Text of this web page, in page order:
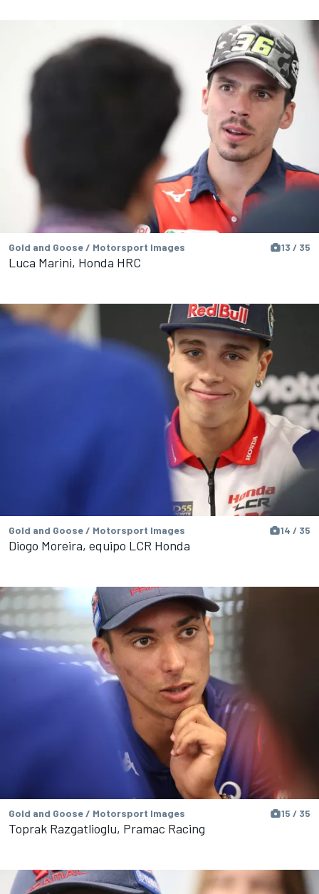
Gold and Goose / Motorsport Images 13 / 35
Luca Marini, Honda HRC
Gold and Goose / Motorsport Images 14 / 35
Diogo Moreira, equipo LCR Honda
Gold and Goose / Motorsport Images 15 / 35
Toprak Razgatlioglu, Pramac Racing